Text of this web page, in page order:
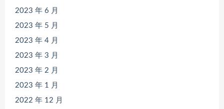
2023 年 6 月
2023 年 5 月
2023 年 4 月
2023 年 3 月
2023 年 2 月
2023 年 1 月
2022 年 12 月